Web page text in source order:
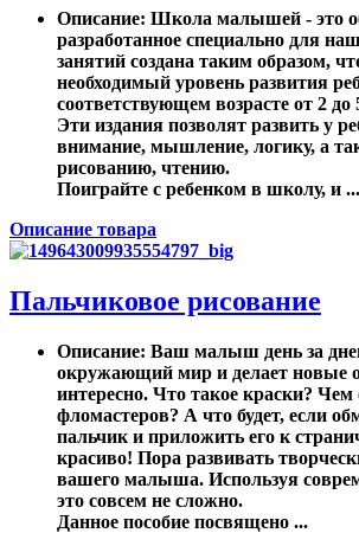
Описание: Школа малышей - это
разработанное специально для
занятий создана таким образом,
необходимый уровень развития
соответствующем возрасте от 2 до
Эти издания позволят развить у
внимание, мышление, логику, а
рисованию, чтению.
Поиграйте с ребенком в школу, и ...
Описание товара
Пальчиковое рисование
Описание: Ваш малыш день за
окружающий мир и делает новые
интересно. Что такое краски?
фломастеров? А что будет, если
пальчик и приложить его к
красиво! Пора развивать
вашего малыша. Используя
это совсем не сложно.
Данное пособие посвящено ...